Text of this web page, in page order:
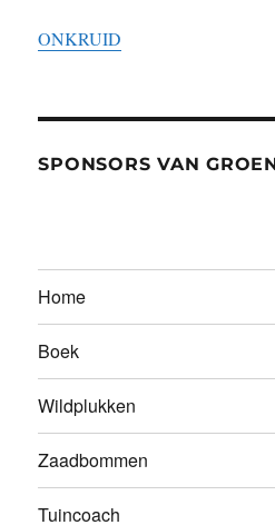
ONKRUID
SPONSORS VAN
Home
Boek
Wildplukken
Zaadbommen
Tuincoach